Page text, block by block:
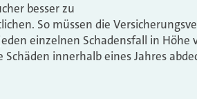
besser zu
So müssen die
einzelnen Schadensfall in Höhe
innerhalb eines Jahres